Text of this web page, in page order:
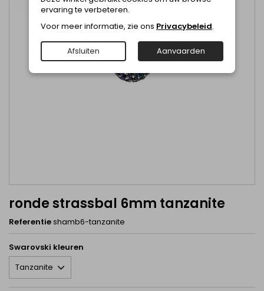
ronde strassbal 6mm tanzanite
Referentieshamb6-tanzanite
Swarovski kleuren
ervaring te verbeteren.
Voor meer informatie, zie ons Privacybeleid.
Afsluiten Aanvaarden